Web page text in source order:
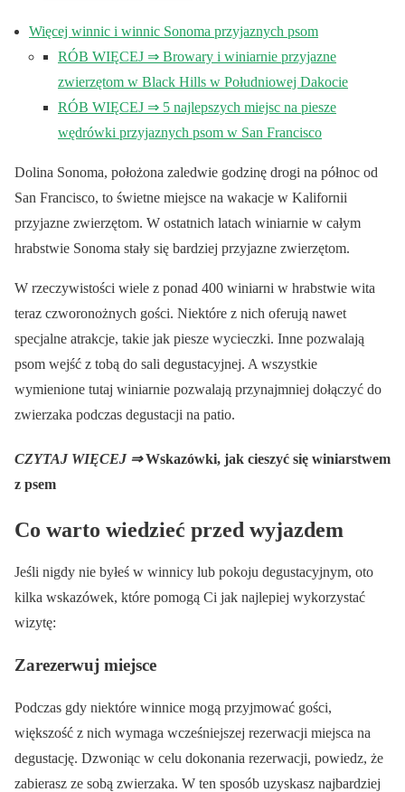
Więcej winnic i winnic Sonoma przyjaznych psom
RÓB WIĘCEJ ⇒ Browary i winiarnie przyjazne
zwierzętom w Black Hills w Południowej Dakocie
RÓB WIĘCEJ ⇒ 5 najlepszych miejsc na piesze
wędrówki przyjaznych psom w San Francisco
Dolina Sonoma, położona zaledwie godzinę drogi na północ od
San Francisco, to świetne miejsce na wakacje w Kalifornii
przyjazne zwierzętom. W ostatnich latach winiarnie w całym
hrabstwie Sonoma stały się bardziej przyjazne zwierzętom.
W rzeczywistości wiele z ponad 400 winiarni w hrabstwie wita
teraz czworonożnych gości. Niektóre z nich oferują nawet
specjalne atrakcje, takie jak piesze wycieczki. Inne pozwalają
psom wejść z tobą do sali degustacyjnej. A wszystkie
wymienione tutaj winiarnie pozwalają przynajmniej dołączyć do
zwierzaka podczas degustacji na patio.
CZYTAJ WIĘCEJ ⇒Wskazówki, jak cieszyć się winiarstwem
z psem
Co warto wiedzieć przed wyjazdem
Jeśli nigdy nie byłeś w winnicy lub pokoju degustacyjnym, oto
kilka wskazówek, które pomogą Ci jak najlepiej wykorzystać
wizytę:
Zarezerwuj miejsce
Podczas gdy niektóre winnice mogą przyjmować gości,
większość z nich wymaga wcześniejszej rezerwacji miejsca na
degustację. Dzwoniąc w celu dokonania rezerwacji, powiedz, że
zabierasz ze sobą zwierzaka. W ten sposób uzyskasz najbardziej